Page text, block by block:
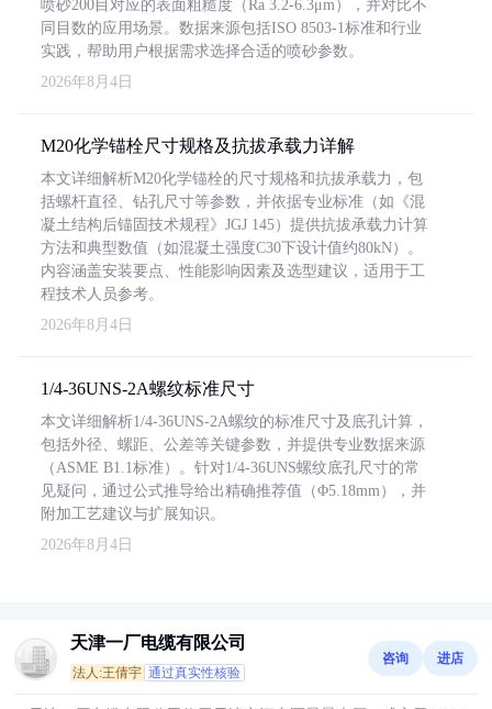
喷砂200目对应的表面粗糙度（Ra 3.2-6.3μm），并对比不
同目数的应用场景。数据来源包括ISO 8503-1标准和行业
实践，帮助用户根据需求选择合适的喷砂参数。
2026年8月4日
M20化学锚栓尺寸规格及抗拔承载力详解
本文详细解析M20化学锚栓的尺寸规格和抗拔承载力，包
括螺杆直径、钻孔尺寸等参数，并依据专业标准（如《混
凝土结构后锚固技术规程》JGJ 145）提供抗拔承载力计算
方法和典型数值（如混凝土强度C30下设计值约80kN）。
内容涵盖安装要点、性能影响因素及选型建议，适用于工
程技术人员参考。
2026年8月4日
1/4-36UNS-2A螺纹标准尺寸
本文详细解析1/4-36UNS-2A螺纹的标准尺寸及底孔计算，
包括外径、螺距、公差等关键参数，并提供专业数据来源
（ASME B1.1标准）。针对1/4-36UNS螺纹底孔尺寸的常
见疑问，通过公式推导给出精确推荐值（Φ5.18mm），并
附加工艺建议与扩展知识。
2026年8月4日
天津一厂电缆有限公司
法人:王倩宇 通过真实性核验
咨询 进店